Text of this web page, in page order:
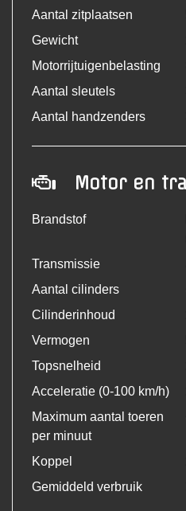
Aantal zitplaatsen
Gewicht
Motorrijtuigenbelasting
Aantal sleutels
Aantal handzenders
Motor en
Brandstof
Transmissie
Aantal cilinders
Cilinderinhoud
Vermogen
Topsnelheid
Acceleratie (0-100 km/h)
Maximum aantal toeren
per minuut
Koppel
Gemiddeld verbruik